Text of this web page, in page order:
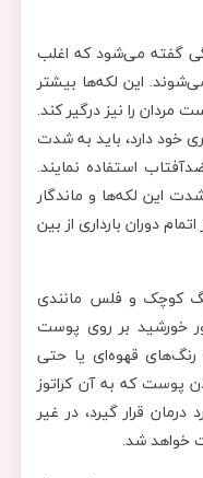
گفته می‌شود که اغلب
این لکه‌ها بیشتر
مردان را نیز درگیر کند.
خود دارد، باید به شدت
استفاده نمایند.
این لکه‌ها و ماندگار
دوران بارداری از بین
کوچک و فلس مانندی
خورشید بر روی پوست
قهوه‌ای یا حتی
پوست که به آن كراتوز
قرار گیرد، در غیر
خواهد شد.